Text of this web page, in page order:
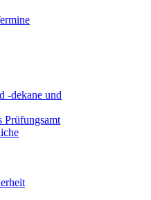
-dekane und
Prüfungsamt